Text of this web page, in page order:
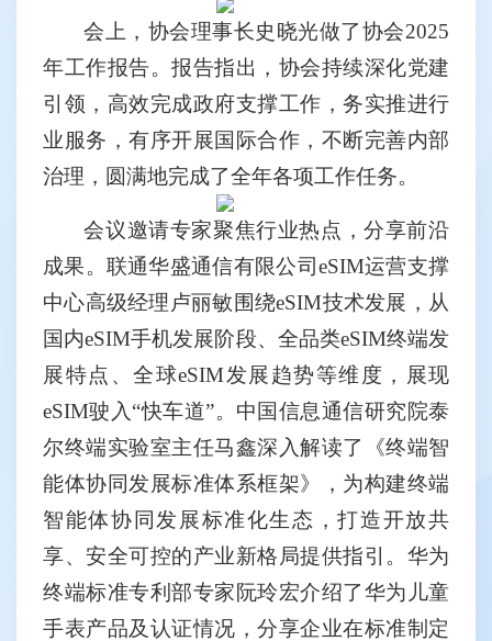
会上，协会理事长史晓光做了协会2025
年工作报告。报告指出，协会持续深化党建
引领，高效完成政府支撑工作，务实推进行
业服务，有序开展国际合作，不断完善内部
治理，圆满地完成了全年各项工作任务。
会议邀请专家聚焦行业热点，分享前沿
成果。联通华盛通信有限公司eSIM运营支撑
中心高级经理卢丽敏围绕eSIM技术发展，从
国内eSIM手机发展阶段、全品类eSIM终端发
展特点、全球eSIM发展趋势等维度，展现
eSIM驶入“快车道”。中国信息通信研究院泰
尔终端实验室主任马鑫深入解读了《终端智
能体协同发展标准体系框架》，为构建终端
智能体协同发展标准化生态，打造开放共
享、安全可控的产业新格局提供指引。华为
终端标准专利部专家阮玲宏介绍了华为儿童
手表产品及认证情况，分享企业在标准制定